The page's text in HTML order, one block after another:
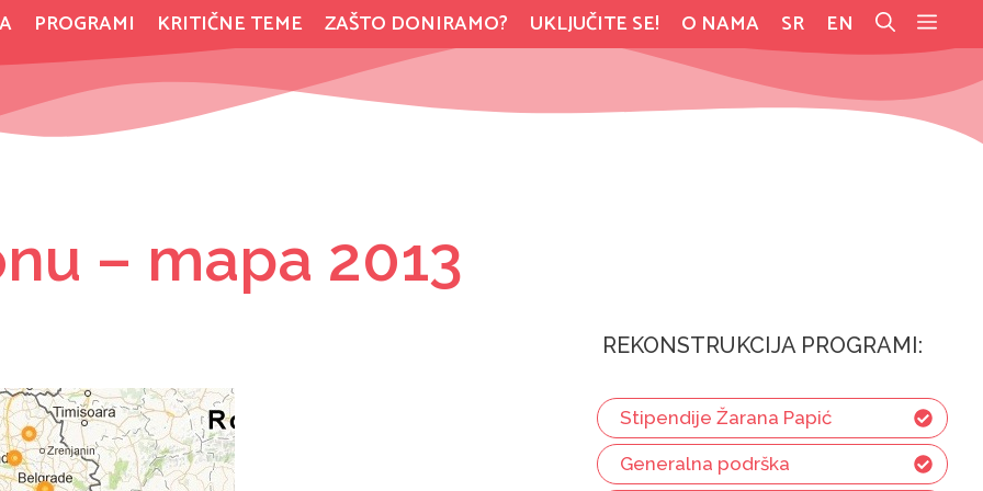
PROGRAMI KRITIČNE TEME ZAŠTO DONIRAMO? UKLJUČITE SE! O NAMA SR EN
– mapa 2013
REKONSTRUKCIJA PROGRAMI:
Stipendije Žarana Papić
Generalna podrška